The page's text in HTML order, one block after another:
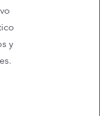
y